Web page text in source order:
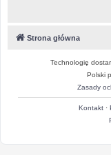
Strona główna
Technologię
Polski
Zasady
Kontakt·